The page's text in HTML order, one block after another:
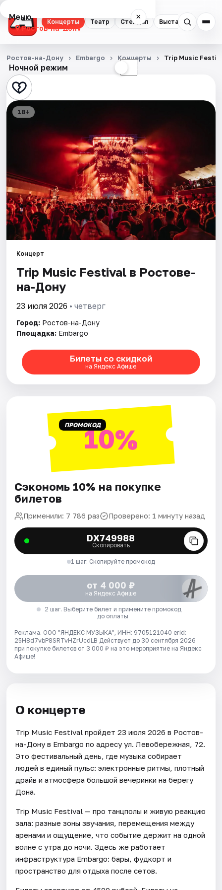
Концерты Театр Стендап Выставки
Меню ×
Ростов-на-Дону
Концерты
Театр
Стендап
Спорт
События
Площадки
Артисты
Ночной режим ☾
Ростов-на-Дону Embargo Концерты Trip Music
18+
Концерт
Trip Music Festival в Ростове-
на-Дону
23 июля 2026 • четверг
Город: Ростов-на-Дону
Площадка: Embargo
Билеты со скидкой
на Яндекс Афише
ПРОМОКОД10%
Сэкономь 10% на покупке
билетов
Применили: 7 786 раз Проверено: 1 минуту назад
DX749988
Скопировать
1 шаг. Скопируйте промокод
от 4 000 ₽
на Яндекс Афише
2 шаг. Выберите билет и примените промокод
до оплаты
Реклама. ООО "ЯНДЕКС МУЗЫКА", ИНН: 9705121040 erid:
25H8d7vbP8SRTvHZrUcdLB Действует до 30 сентября 2026
при покупке билетов от 3 000 ₽ на это мероприятие на Яндекс
Афише!
О концерте
Trip Music Festival пройдет 23 июля 2026 в Ростов-
на-Дону в Embargo по адресу ул. Левобережная, 72.
Это фестивальный день, где музыка собирает
людей в единый пульс: электронные ритмы, плотный
драйв и атмосфера большой вечеринки на берегу
Дона.
Trip Music Festival — про танцполы и живую реакцию
зала: разные зоны звучания, перемещения между
аренами и ощущение, что событие держит на одной
волне с утра до ночи. Здесь же работает
инфраструктура Embargo: бары, фудкорт и
пространство для отдыха после сетов.